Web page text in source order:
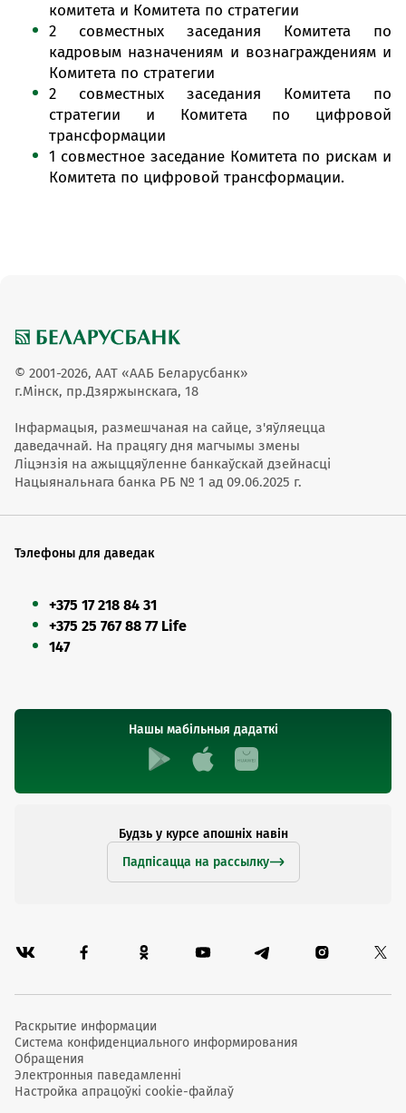
комитета и Комитета по стратегии
2 совместных заседания Комитета по
кадровым назначениям и вознаграждениям и
Комитета по стратегии
2 совместных заседания Комитета по
стратегии и Комитета по цифровой
трансформации
1 совместное заседание Комитета по рискам и
Комитета по цифровой трансформации.
© 2001-2026, ААТ «ААБ Беларусбанк»
г.Мінск, пр.Дзяржынскага, 18
Інфармацыя, размешчаная на сайце, з'яўляецца
даведачнай. На працягу дня магчымы змены
Ліцэнзія на ажыццяўленне банкаўскай дзейнасці
Нацыянальнага банка РБ № 1 ад 09.06.2025 г.
Тэлефоны для даведак
+375 17 218 84 31
+375 25 767 88 77 Life
147
Нашы мабільныя дадаткі
Будзь у курсе апошніх навін
Падпісацца на рассылку
Раскрытие информации
Система конфиденциального информирования
Обращения
Электронныя паведамленні
Настройка апрацоўкі cookie-файлаў